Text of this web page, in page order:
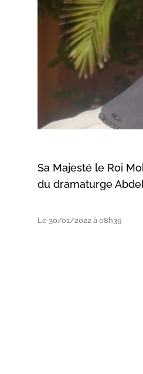
Sa Majesté le Roi
du dramaturge
Le 30/01/2022 à 08h39